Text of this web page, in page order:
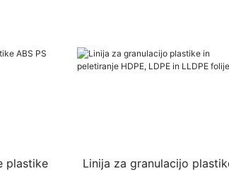
plastike
Linija za granulacijo